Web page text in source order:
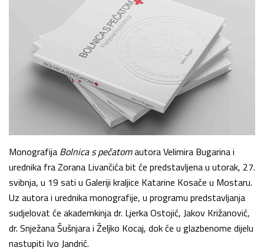
Monografija Bolnica s pečatomautora Velimira Bugarina i
urednika fra Zorana Livančića bit će predstavljena u utorak, 27.
svibnja, u 19 sati u Galeriji kraljice Katarine Kosače u Mostaru.
Uz autora i urednika monografije, u programu predstavljanja
sudjelovat će akademkinja dr. Ljerka Ostojić, Jakov Križanović,
dr. Snježana Šušnjara i Željko Kocaj, dok će u glazbenome dijelu
nastupiti Ivo Jandrić.